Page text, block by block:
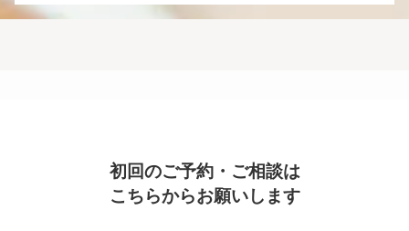
初回のご予約・ご相談は
こちらからお願いします